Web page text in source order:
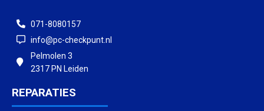
071-8080157
info@pc-checkpunt.nl
Pelmolen 3
2317 PN Leiden
REPARATIES